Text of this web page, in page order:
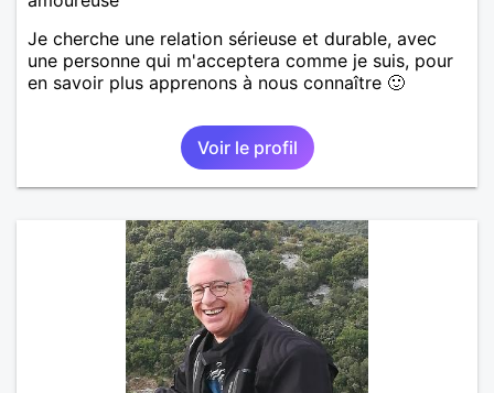
Je cherche une relation sérieuse et durable, avec
une personne qui m'acceptera comme je suis, pour
en savoir plus apprenons à nous connaître 🙂
Voir le profil